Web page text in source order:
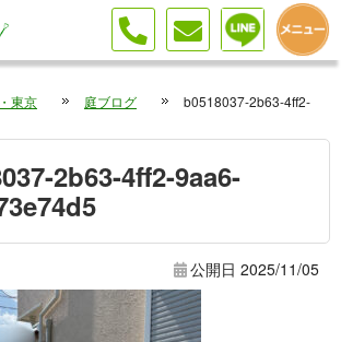
東京 庭ブログ
b0518037-2b63-4ff2-
2b63-4ff2-9aa6-
公開日 2025/11/05